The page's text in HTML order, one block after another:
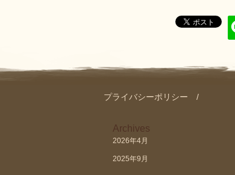
プライバシーポリシー
Archives
2026年4月
2025年9月